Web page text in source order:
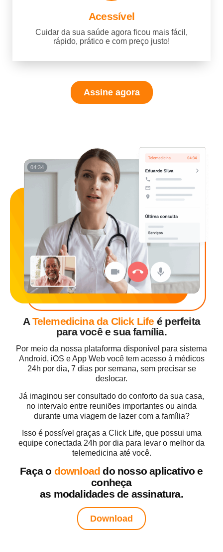
Acessível
Cuidar da sua saúde agora ficou mais fácil,
rápido, prático e com preço justo!
Assine agora
A Telemedicina da Click Life é perfeita
para você e sua família.
Por meio da nossa plataforma disponível para sistema
Android, iOS e App Web você tem acesso à médicos
24h por dia, 7 dias por semana, sem precisar se
deslocar.
Já imaginou ser consultado do conforto da sua casa,
no intervalo entre reuniões importantes ou ainda
durante uma viagem de lazer com a família?
Isso é possível graças a Click Life, que possui uma
equipe conectada 24h por dia para levar o melhor da
telemedicina até você.
Faça o download do nosso aplicativo e
conheça
as modalidades de assinatura.
Download